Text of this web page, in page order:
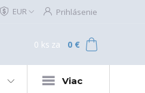
EUR Prihlásenie
0 ks za 0 €
Viac